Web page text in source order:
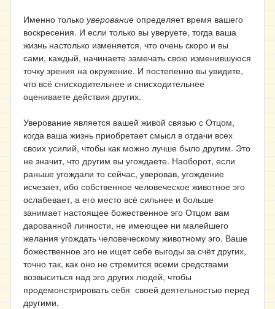
Именно только уверование определяет время вашего
воскресения. И если только вы уверуете, тогда ваша
жизнь настолько изменяется, что очень скоро и вы
сами, каждый, начинаете замечать свою изменившуюся
точку зрения на окружение. И постепенно вы увидите,
что всё снисходительнее и снисходительнее
оцениваете действия других.
Уверование является вашей живой связью с Отцом,
когда ваша жизнь приобретает смысл в отдачи всех
своих усилий, чтобы как можно лучше было другим. Это
не значит, что другим вы угождаете. Наоборот, если
раньше угождали то сейчас, уверовав, угождение
исчезает, ибо собственное человеческое животное эго
ослабевает, а его место всё сильнее и больше
занимает настоящее божественное эго Отцом вам
дарованной личности, не имеющее ни малейшего
желания угождать человеческому животному эго. Ваше
божественное эго не ищет себе выгоды за счёт других,
точно так, как оно не стремится всеми средствами
возвыситься над эго других людей, чтобы
продемонстрировать себя своей деятельностью перед
другими.